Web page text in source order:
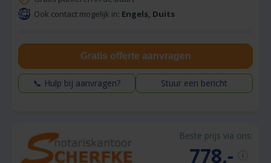
Ook contact mogelijk in: Engels, Duits
Gratis offerte aanvragen
📞 Hulp bij aanvragen? Stuur een bericht
Beste prijs via ons:
778,-